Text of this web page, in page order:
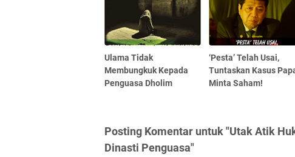
Ulama Tidak
Membungkuk Kepada
Penguasa Dholim
‘Pesta’ Telah Usai,
Tuntaskan Kasus
Minta Saham!
Posting Komentar untuk "Utak Atik
Dinasti Penguasa"